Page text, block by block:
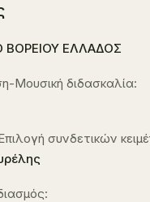
ΒΟΡΕΙΟΥ ΕΛΛΑΔΟΣ
Μουσική διδασκαλία:
συνδετικών